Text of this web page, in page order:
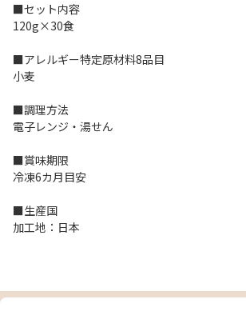
■セット内容
120g×30食
■アレルギー特定原材料8品目
小麦
■調理方法
電子レンジ・湯せん
■賞味期限
冷凍6カ月目安
■生産国
加工地：日本